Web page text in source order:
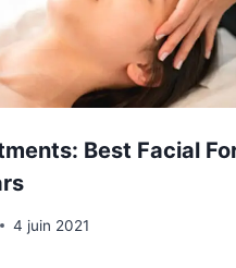
Best Facial
4 juin 2021